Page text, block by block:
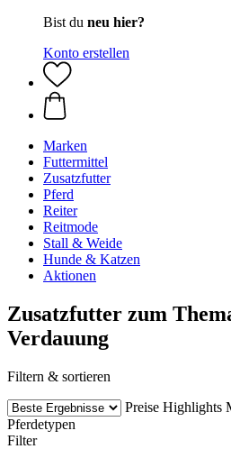
Bist du neu hier?
Konto erstellen
Marken
Futtermittel
Zusatzfutter
Pferd
Reiter
Reitmode
Stall & Weide
Hunde & Katzen
Aktionen
Zusatzfutter zum
Verdauung
Filtern & sortieren
Preise Highlights
Pferdetypen
Filter